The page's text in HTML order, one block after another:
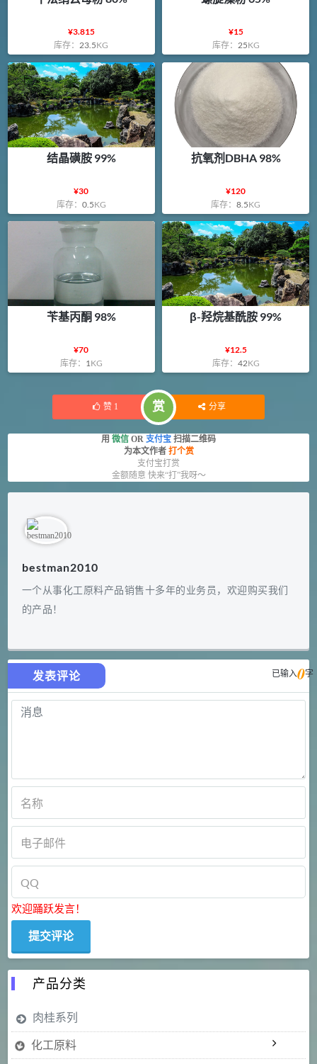
¥3.815
库存： 23.5KG
¥15
库存： 25KG
结晶磺胺 99%
¥30
库存： 0.5KG
抗氧剂DBHA 98%
¥120
库存：8.5KG
苄基丙酮 98%
¥70
库存： 1KG
β-羟烷基酰胺 99%
¥12.5
库存： 42KG
赞 1 赏 分享
用 微信 OR 支付宝 扫描二维码
为本文作者 打个赏
支付宝打赏
金额随意 快来“打”我呀～
bestman2010
一个从事化工原料产品销售十多年的业务员，欢迎购买我们
的产品！
发表评论 已输入0字
欢迎踊跃发言！
产品分类
肉桂系列
化工原料